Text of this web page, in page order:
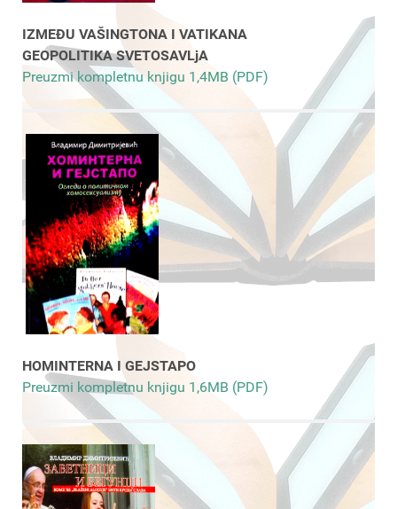
IZMEĐU VAŠINGTONA I VATIKANA
GEOPOLITIKA SVETOSAVLjA
Preuzmi kompletnu knjigu 1,4MB (PDF)
HOMINTERNA I GEJSTAPO
Preuzmi kompletnu knjigu 1,6MB (PDF)